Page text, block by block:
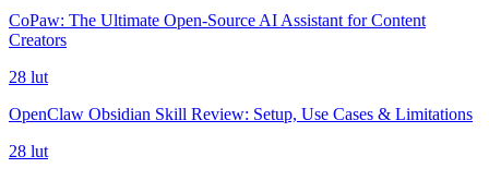
CoPaw: The Ultimate Open-Source AI Assistant for Content
Creators
28 lut
OpenClaw Obsidian Skill Review: Setup, Use Cases & Limitations
28 lut